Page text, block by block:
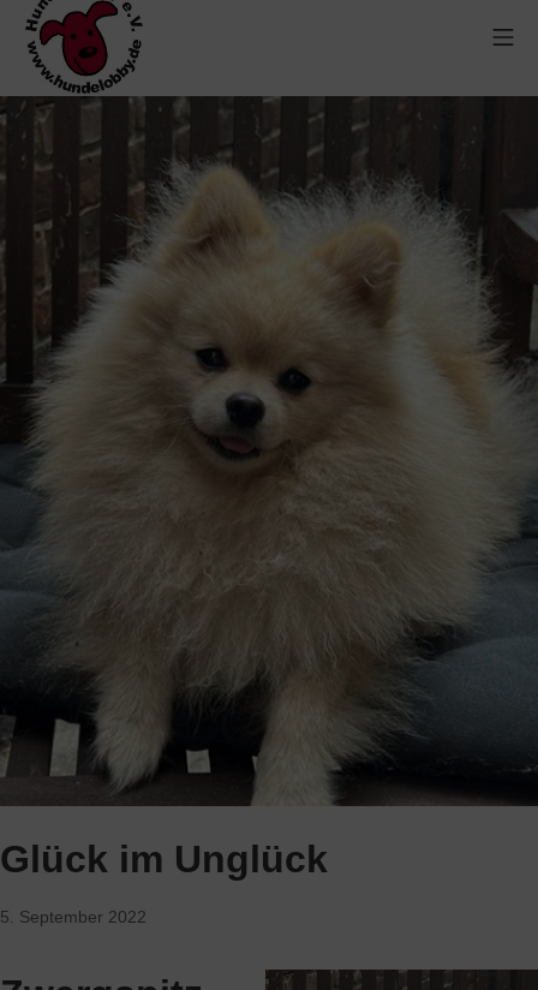
Glück im Unglück
5. September 2022